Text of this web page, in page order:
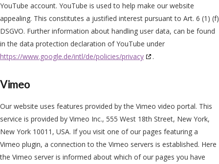
YouTube account. YouTube is used to help make our website
appealing. This constitutes a justified interest pursuant to Art. 6 (1) (f)
DSGVO. Further information about handling user data, can be found
in the data protection declaration of YouTube under
https://www.google.de/intl/de/policies/privacy
.
Vimeo
Our website uses features provided by the Vimeo video portal. This
service is provided by Vimeo Inc., 555 West 18th Street, New York,
New York 10011, USA. If you visit one of our pages featuring a
Vimeo plugin, a connection to the Vimeo servers is established. Here
the Vimeo server is informed about which of our pages you have